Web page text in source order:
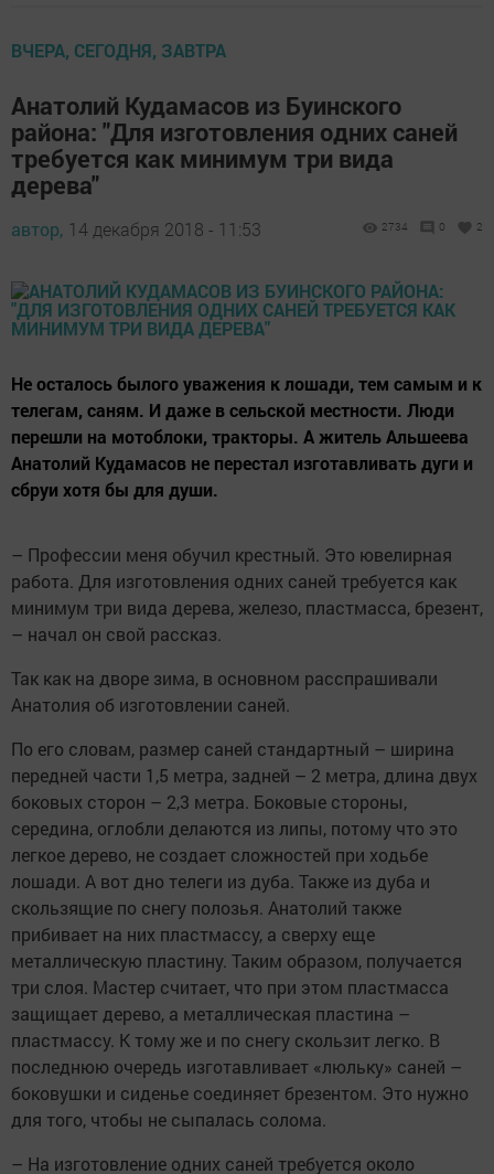
ВЧЕРА, СЕГОДНЯ, ЗАВТРА
Анатолий Кудамасов из Буинского
района: "Для изготовления одних саней
требуется как минимум три вида
дерева"
автор, 14 декабря 2018 - 11:53 2734 0 2
Не осталось былого уважения к лошади, тем самым и к
телегам, саням. И даже в сельской местности. Люди
перешли на мотоблоки, тракторы. А житель Альшеева
Анатолий Кудамасов не перестал изготавливать дуги и
сбруи хотя бы для души.
– Профессии меня обучил крестный. Это ювелирная
работа. Для изготовления одних саней требуется как
минимум три вида дерева, железо, пластмасса, брезент,
– начал он свой рассказ.
Так как на дворе зима, в основном расспрашивали
Анатолия об изготовлении саней.
По его словам, размер саней стандартный – ширина
передней части 1,5 метра, задней – 2 метра, длина двух
боковых сторон – 2,3 метра. Боковые стороны,
середина, оглобли делаются из липы, потому что это
легкое дерево, не создает сложностей при ходьбе
лошади. А вот дно телеги из дуба. Также из дуба и
скользящие по снегу полозья. Анатолий также
прибивает на них пластмассу, а сверху еще
металлическую пластину. Таким образом, получается
три слоя. Мастер считает, что при этом пластмасса
защищает дерево, а металлическая пластина –
пластмассу. К тому же и по снегу скользит легко. В
последнюю очередь изготавливает «люльку» саней –
боковушки и сиденье соединяет брезентом. Это нужно
для того, чтобы не сыпалась солома.
– На изготовление одних саней требуется около